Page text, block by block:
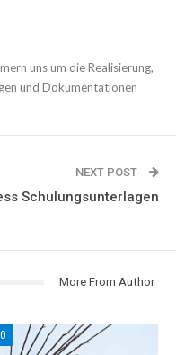
uns um die Realisierung,
und Dokumentationen
NEXT POST
Schulungsunterlagen
More From Author